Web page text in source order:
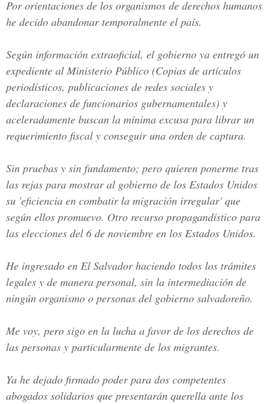
Por orientaciones de los organismos de derechos humanos
he decido abandonar temporalmente el país.
Según información extraoficial, el gobierno ya entregó un
expediente al Ministerio Público (Copias de artículos
periodísticos, publicaciones de redes sociales y
declaraciones de funcionarios gubernamentales) y
aceleradamente buscan la mínima excusa para librar un
requerimiento fiscal y conseguir una orden de captura.
Sin pruebas y sin fundamento; pero quieren ponerme tras
las rejas para mostrar al gobierno de los Estados Unidos
su 'eficiencia en combatir la migración irregular' que
según ellos promuevo. Otro recurso propagandístico para
las elecciones del 6 de noviembre en los Estados Unidos.
He ingresado en El Salvador haciendo todos los trámites
legales y de manera personal, sin la intermediación de
ningún organismo o personas del gobierno salvadoreño.
Me voy, pero sigo en la lucha a favor de los derechos de
las personas y particularmente de los migrantes.
Ya he dejado firmado poder para dos competentes
abogados solidarios que presentarán querella ante los